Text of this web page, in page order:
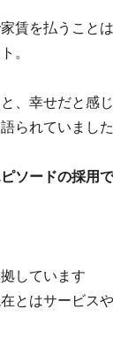
賃を払うこと
。
、幸せだと感
られていました
ソードの採用
しています
とはサービス